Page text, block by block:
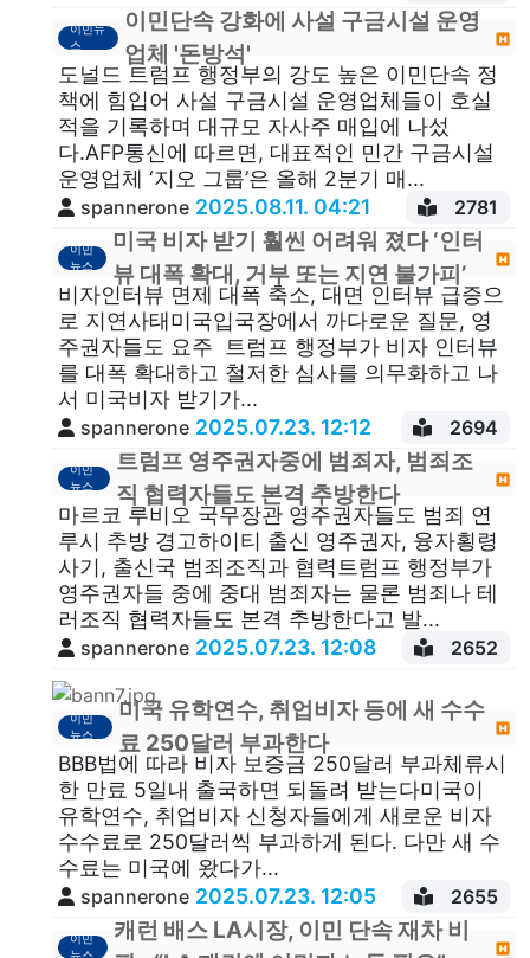
이민뉴
스
이민단속 강화에 사설 구금시설 운영
업체 '돈방석'
도널드 트럼프 행정부의 강도 높은 이민단속 정
책에 힘입어 사설 구금시설 운영업체들이 호실
적을 기록하며 대규모 자사주 매입에 나섰
다.AFP통신에 따르면, 대표적인 민간 구금시설
운영업체 ‘지오 그룹’은 올해 2분기 매...
spannerone 2025.08.11. 04:21 2781
이민
뉴스
미국 비자 받기 훨씬 어려워 졌다 ‘인터
뷰 대폭 확대, 거부 또는 지연 불가피’
비자인터뷰 면제 대폭 축소, 대면 인터뷰 급증으
로 지연사태미국입국장에서 까다로운 질문, 영
주권자들도 요주 트럼프 행정부가 비자 인터뷰
를 대폭 확대하고 철저한 심사를 의무화하고 나
서 미국비자 받기가...
spannerone 2025.07.23. 12:12 2694
이민
뉴스
트럼프 영주권자중에 범죄자, 범죄조
직 협력자들도 본격 추방한다
마르코 루비오 국무장관 영주권자들도 범죄 연
루시 추방 경고하이티 출신 영주권자, 융자횡령
사기, 출신국 범죄조직과 협력트럼프 행정부가
영주권자들 중에 중대 범죄자는 물론 범죄나 테
러조직 협력자들도 본격 추방한다고 발...
spannerone 2025.07.23. 12:08 2652
이민
뉴스
미국 유학연수, 취업비자 등에 새 수수
료 250달러 부과한다
BBB법에 따라 비자 보증금 250달러 부과체류시
한 만료 5일내 출국하면 되돌려 받는다미국이
유학연수, 취업비자 신청자들에게 새로운 비자
수수료로 250달러씩 부과하게 된다. 다만 새 수
수료는 미국에 왔다가...
spannerone 2025.07.23. 12:05 2655
이민
캐런 배스 LA시장, 이민 단속 재차 비